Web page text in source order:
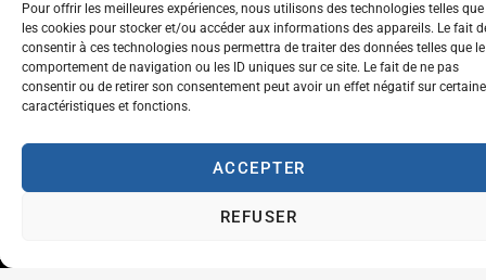
Pour offrir les meilleures expériences, nous utilisons des technologies telles que
les cookies pour stocker et/ou accéder aux informations des appareils. Le fait
consentir à ces technologies nous permettra de traiter des données telles que le
comportement de navigation ou les ID uniques sur ce site. Le fait de ne pas
consentir ou de retirer son consentement peut avoir un effet négatif sur
caractéristiques et fonctions.
ACCEPTER
REFUSER
Canal WhatsApp – ABFT
14 mars 2024